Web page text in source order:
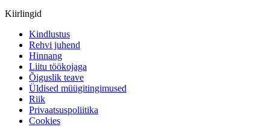
Kiirlingid
Kindlustus
Rehvi juhend
Hinnang
Liitu töökojaga
Õiguslik teave
Üldised müügitingimused
Riik
Privaatsuspoliitika
Cookies